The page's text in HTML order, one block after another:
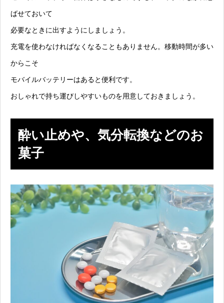
ばせておいて
必要なときに出すようにしましょう。
充電を使わなければなくなることもありません。移動時間が多い
からこそ
モバイルバッテリーはあると便利です。
おしゃれで持ち運びしやすいものを用意しておきましょう。
酔い止めや、気分転換などのお
菓子